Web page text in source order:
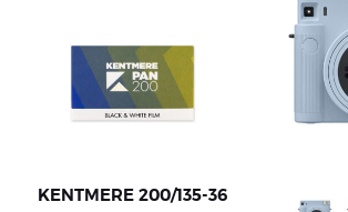
KENTMERE 200/135-36